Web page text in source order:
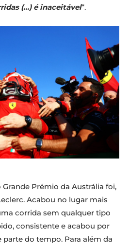
(…) é inaceitável“.
Prémio da Austrália foi,
Acabou no lugar mais
corrida sem qualquer tipo
consistente e acabou por
do tempo. Para além da